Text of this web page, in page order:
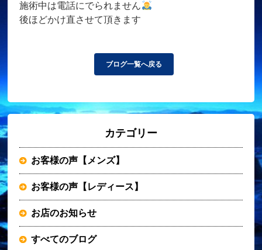
施術中は電話にでられません
後ほどかけ直させて頂きます
ブログ一覧へ戻る
カテゴリー
お客様の声【メンズ】
お客様の声【レディース】
お店のお知らせ
すべてのブログ